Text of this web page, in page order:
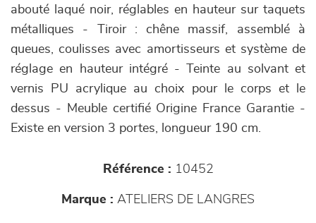
abouté laqué noir, réglables en hauteur sur taquets
métalliques - Tiroir : chêne massif, assemblé à
queues, coulisses avec amortisseurs et système de
réglage en hauteur intégré - Teinte au solvant et
vernis PU acrylique au choix pour le corps et le
dessus - Meuble certifié Origine France Garantie -
Existe en version 3 portes, longueur 190 cm.
Référence : 10452
Marque : ATELIERS DE LANGRES